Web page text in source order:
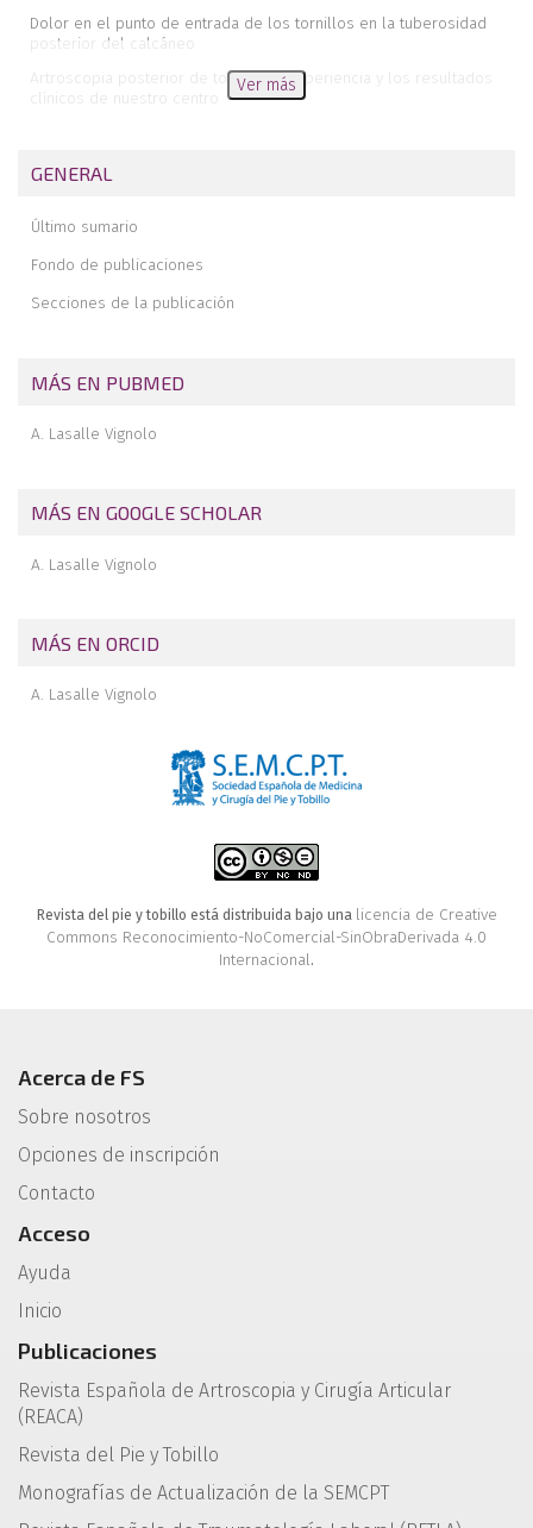
Dolor en el punto de entrada de los tornillos en la tuberosidad
posterior del calcáneo
Artroscopia posterior de tobillo. La experiencia y los resultados
clínicos de nuestro centro
de un caso
colágeno en pacientes con edad límite. A propósito de dos casos
Protocolo diagnóstico y terapéutico de la SEMCPT para las
Memoria de estancia formativa en la Unidad de Pie y Tobillo del
Revista de revistas
Ver más
GENERAL
Último sumario
Fondo de publicaciones
Secciones de la publicación
MÁS EN PUBMED
A. Lasalle Vignolo
MÁS EN GOOGLE SCHOLAR
A. Lasalle Vignolo
MÁS EN ORCID
A. Lasalle Vignolo
Revista del pie y tobillo está distribuida bajo una licencia de Creative
Commons Reconocimiento-NoComercial-SinObraDerivada 4.0
Internacional.
Acerca de FS
Sobre nosotros
Opciones de inscripción
Contacto
Acceso
Ayuda
Inicio
Publicaciones
Revista Española de Artroscopia y Cirugía Articular
(REACA)
Revista del Pie y Tobillo
Monografías de Actualización de la SEMCPT